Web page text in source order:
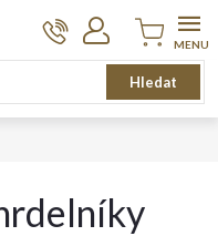
Hledat
Nákupní
košík